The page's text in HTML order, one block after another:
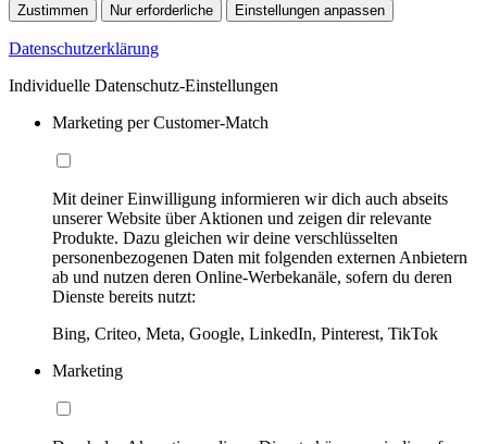
Zustimmen Nur erforderliche Einstellungen anpassen
Datenschutzerklärung
Individuelle Datenschutz-Einstellungen
Marketing per Customer-Match
Mit deiner Einwilligung informieren wir dich auch abseits
unserer Website über Aktionen und zeigen dir relevante
Produkte. Dazu gleichen wir deine verschlüsselten
personenbezogenen Daten mit folgenden externen Anbietern
ab und nutzen deren Online-Werbekanäle, sofern du deren
Dienste bereits nutzt:
Bing, Criteo, Meta, Google, LinkedIn, Pinterest, TikTok
Marketing